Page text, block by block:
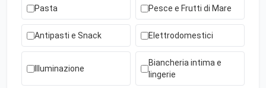
Pasta Pesce e Frutti di Mare
Antipasti e Snack Elettrodomestici
Illuminazione
Biancheria intima e
lingerie